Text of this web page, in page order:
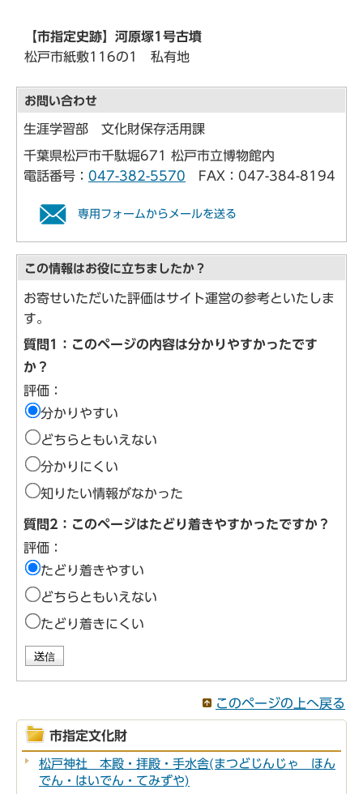
【市指定史跡】河原塚1号古墳
松戸市紙敷116の1 私有地
お問い合わせ
生涯学習部 文化財保存活用課
千葉県松戸市千駄堀671 松戸市立博物館内
電話番号： 047-382-5570 FAX：047-384-8194
専用フォームからメールを送る
この情報はお役に立ちましたか？
お寄せいただいた評価はサイト運営の参考といたしま
す。
質問1：このページの内容は分かりやすかったです
か？
評価：
分かりやすい
どちらともいえない
分かりにくい
知りたい情報がなかった
質問2：このページはたどり着きやすかったですか？
評価：
たどり着きやすい
どちらともいえない
たどり着きにくい
このページの上へ戻る
市指定文化財
松戸神社 本殿・拝殿・手水舎(まつどじんじゃ ほん
でん・はいでん・てみずや)